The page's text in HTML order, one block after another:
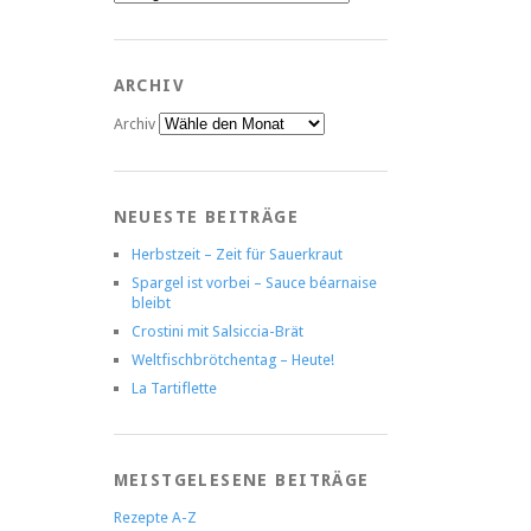
ARCHIV
Archiv
NEUESTE BEITRÄGE
Herbstzeit – Zeit für Sauerkraut
Spargel ist vorbei – Sauce béarnaise
bleibt
Crostini mit Salsiccia-Brät
Weltfischbrötchentag – Heute!
La Tartiflette
MEISTGELESENE BEITRÄGE
Rezepte A-Z